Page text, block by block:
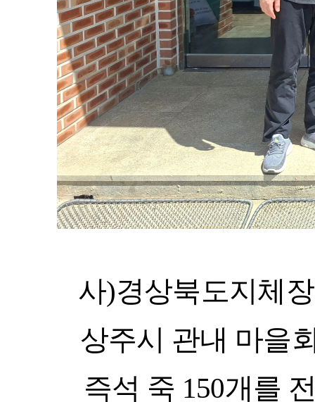
사)경상북도지체
상주시 관내 마을
즉석 죽 150개를